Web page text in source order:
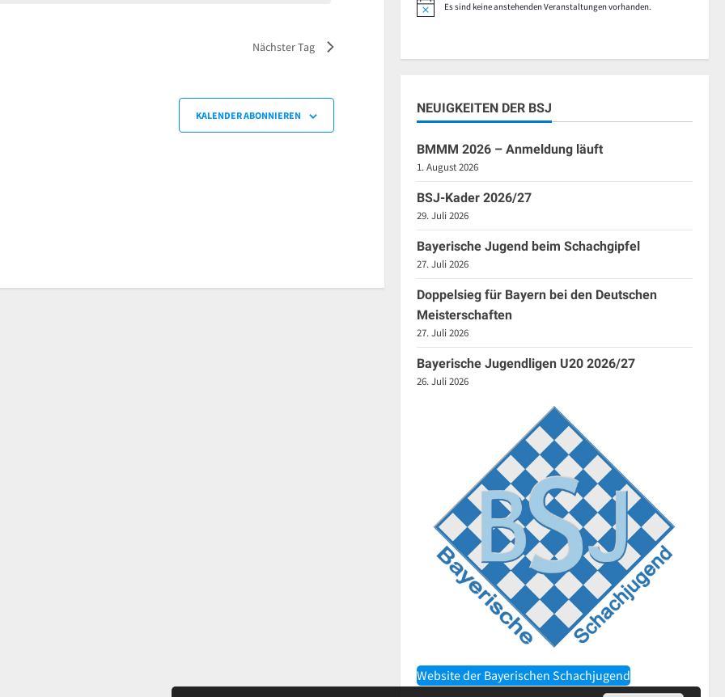
Nächster Tag
KALENDER ABONNIEREN
HinweisEs sind keine anstehenden Veranstaltungen vorhanden.
NEUIGKEITEN DER BSJ
BMMM 2026 – Anmeldung läuft
1. August 2026
BSJ-Kader 2026/27
29. Juli 2026
Bayerische Jugend beim Schachgipfel
27. Juli 2026
Doppelsieg für Bayern bei den Deutschen
Meisterschaften
27. Juli 2026
Bayerische Jugendligen U20 2026/27
26. Juli 2026
Website der Bayerischen Schachjugend